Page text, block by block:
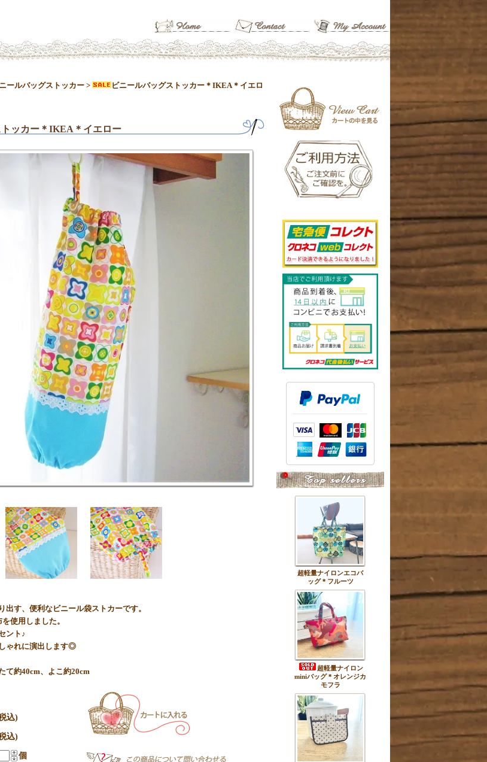
ールバッグストッカー >
ビニールバッグストッカー＊IKEA＊イエロ
ッカー＊IKEA＊イエロー
出す、便利なビニール袋ストカーです。
使用しました。
ント♪
ゃれに演出します◎
て約40cm、よこ約20cm
込)
込)
個
超軽量ナイロンエコバ
ッグ＊フルーツ
超軽量ナイロン
miniバッグ＊オレンジカ
モフラ